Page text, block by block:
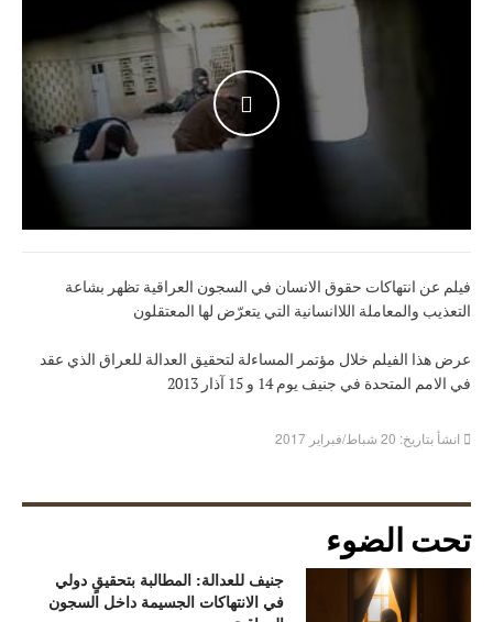
WATCH THE VIDEO
فيلم عن انتهاكات حقوق الانسان في السجون العراقية تظهر بشاعة
التعذيب والمعاملة اللاانسانية التي يتعرّض لها المعتقلون
عرض هذا الفيلم خلال مؤتمر المساءلة لتحقيق العدالة للعراق الذي عقد
في الامم المتحدة في جنيف يوم 14 و 15 آذار 2013
انشأ بتاريخ: 20 شباط/فبراير 2017
تحت الضوء
جنيف للعدالة: المطالبة بتحقيقٍ دولي
في الانتهاكات الجسيمة داخل السجون